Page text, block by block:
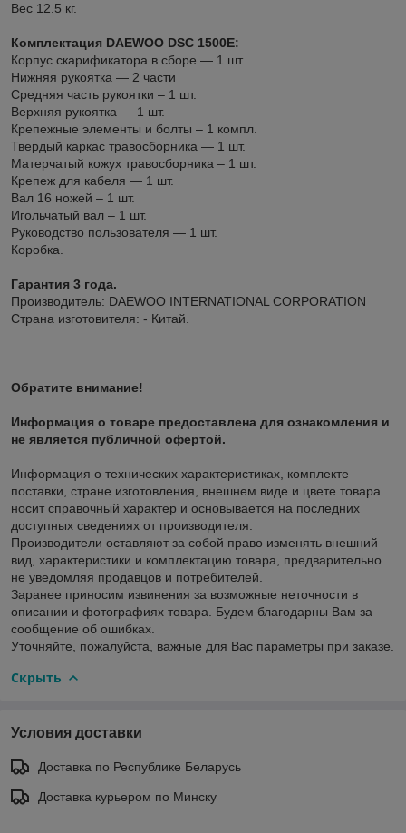
Вес 12.5 кг.
Комплектация DAEWOO DSC 1500E:
Корпус скарификатора в сборе — 1 шт.
Нижняя рукоятка — 2 части
Средняя часть рукоятки – 1 шт.
Верхняя рукоятка — 1 шт.
Крепежные элементы и болты – 1 компл.
Твердый каркас травосборника — 1 шт.
Матерчатый кожух травосборника – 1 шт.
Крепеж для кабеля — 1 шт.
Вал 16 ножей – 1 шт.
Игольчатый вал – 1 шт.
Руководство пользователя — 1 шт.
Коробка.
Гарантия 3 года.
Производитель: DAEWOO INTERNATIONAL CORPORATION
Страна изготовителя: - Китай.
Обратите внимание!
Информация о товаре предоставлена для ознакомления и
не является публичной офертой.
Информация о технических характеристиках, комплекте
поставки, стране изготовления, внешнем виде и цвете товара
носит справочный характер и основывается на последних
доступных сведениях от производителя.
Производители оставляют за собой право изменять внешний
вид, характеристики и комплектацию товара, предварительно
не уведомляя продавцов и потребителей.
Заранее приносим извинения за возможные неточности в
описании и фотографиях товара. Будем благодарны Вам за
сообщение об ошибках.
Уточняйте, пожалуйста, важные для Вас параметры при заказе.
Скрыть
Условия доставки
Доставка по Республике Беларусь
Доставка курьером по Минску